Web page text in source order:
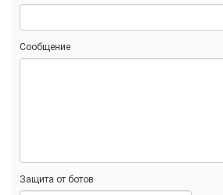
Сообщение
Защита от ботов